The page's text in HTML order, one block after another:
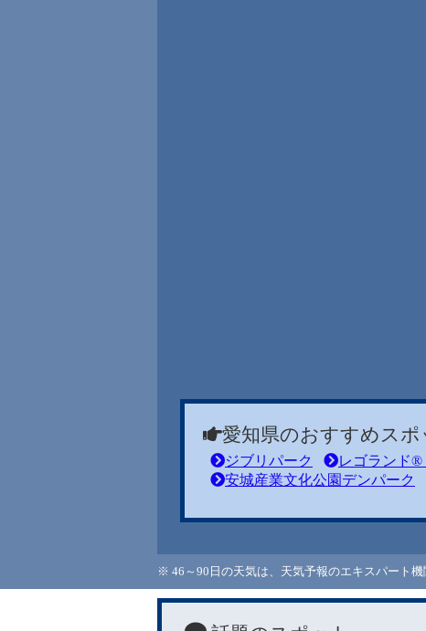
愛知県のおすすめスポ
ジブリパーク レゴランド®
安城産業文化公園デンパーク
※ 46～90日の天気は、天気予報のエキスパート